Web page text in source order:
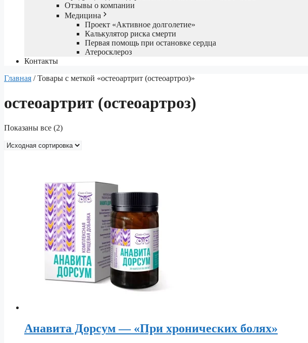
Отзывы о компании
Медицина
Проект «Активное долголетие»
Калькулятор риска смерти
Первая помощь при остановке сердца
Атеросклероз
Контакты
Главная / Товары с меткой «остеоартрит (остеоартроз)»
остеоартрит (остеоартроз)
Показаны все (2)
Анавита Дорсум — «При хронических болях»